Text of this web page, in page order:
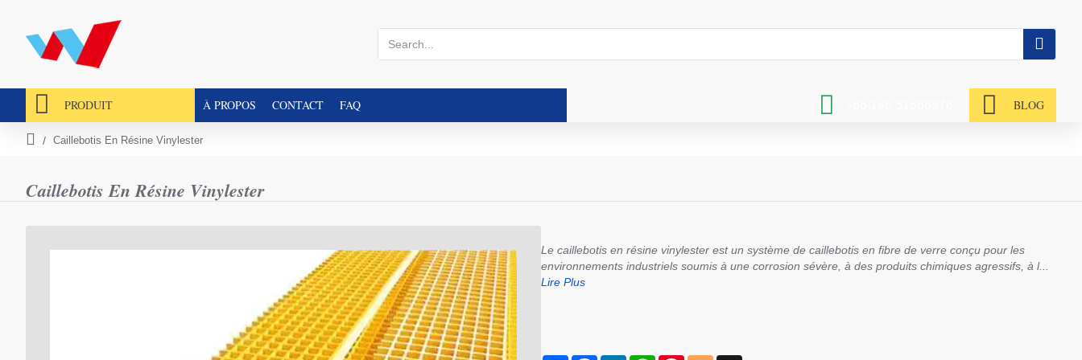
Search...
PRODUIT À PROPOS CONTACT FAQ BLOG
Caillebotis En Résine Vinylester
e
Caillebotis En Résine Vinylester
Le caillebotis en résine vinylester est un système de caillebotis en fibre de verre conçu pour les
environnements industriels soumis à une corrosion sévère, à des produits chimiques agressifs, à l...
Lire Plus